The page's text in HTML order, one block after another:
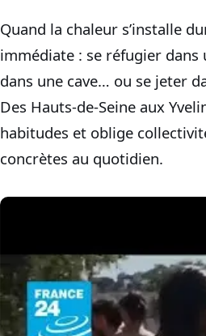
Quand la chaleur s’installe
immédiate : se réfugier dans
dans une cave… ou se jeter
Des Hauts-de-Seine aux
habitudes et oblige
concrètes au quotidien.